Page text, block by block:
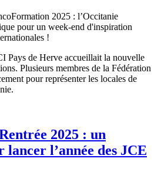
Pays de Herve accueillait la nouvelle
Plusieurs membres de la Fédération
pour représenter les locales de
2025 : un
lancer l’année des JCE